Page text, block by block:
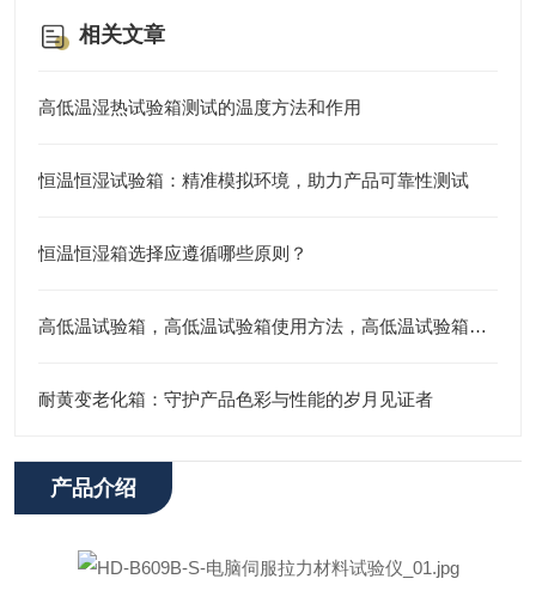
相关文章
高低温湿热试验箱测试的温度方法和作用
恒温恒湿试验箱：精准模拟环境，助力产品可靠性测试
恒温恒湿箱选择应遵循哪些原则？
高低温试验箱，高低温试验箱使用方法，高低温试验箱操作的温度测试方法
耐黄变老化箱：守护产品色彩与性能的岁月见证者
产品介绍